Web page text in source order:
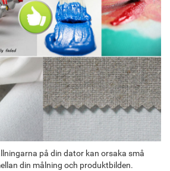
på din dator kan orsaka små
din målning och produktbilden.